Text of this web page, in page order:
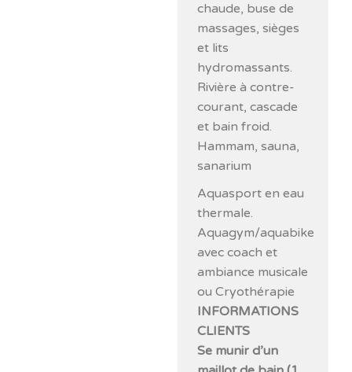
chaude, buse de
massages, sièges
et lits
hydromassants.
Rivière à contre-
courant, cascade
et bain froid.
Hammam, sauna,
sanarium
Aquasport en eau
thermale.
Aquagym/aquabike
avec coach et
ambiance musicale
ou Cryothérapie
INFORMATIONS
CLIENTS
Se munir d’un